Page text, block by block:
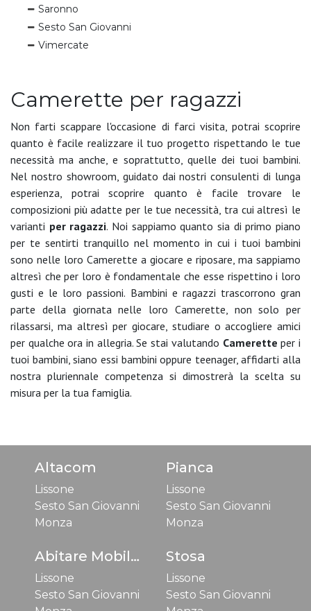
Saronno
Sesto San Giovanni
Vimercate
Camerette per ragazzi
Non farti scappare l'occasione di farci visita, potrai scoprire
quanto è facile realizzare il tuo progetto rispettando le tue
necessità ma anche, e soprattutto, quelle dei tuoi bambini.
Nel nostro showroom, guidato dai nostri consulenti di lunga
esperienza, potrai scoprire quanto è facile trovare le
composizioni più adatte per le tue necessità, tra cui altresì le
varianti per ragazzi. Noi sappiamo quanto sia di primo piano
per te sentirti tranquillo nel momento in cui i tuoi bambini
sono nelle loro Camerette a giocare e riposare, ma sappiamo
altresì che per loro è fondamentale che esse rispettino i loro
gusti e le loro passioni. Bambini e ragazzi trascorrono gran
parte della giornata nelle loro Camerette, non solo per
rilassarsi, ma altresì per giocare, studiare o accogliere amici
per qualche ora in allegria. Se stai valutando Camerette per i
tuoi bambini, siano essi bambini oppure teenager, affidarti alla
nostra pluriennale competenza si dimostrerà la scelta su
misura per la tua famiglia.
Altacom
Lissone
Sesto San Giovanni
Monza
Pianca
Lissone
Sesto San Giovanni
Monza
Abitare Mobilstella
Lissone
Sesto San Giovanni
Stosa
Lissone
Sesto San Giovanni